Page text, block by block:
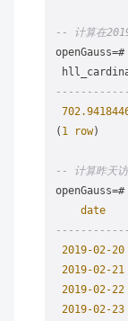
-- 计算在
openGauss=#
( 1 row)
-- 计算昨天访
openGauss=#
date
2019-02-20
2019-02-21
2019-02-22
2019-02-23